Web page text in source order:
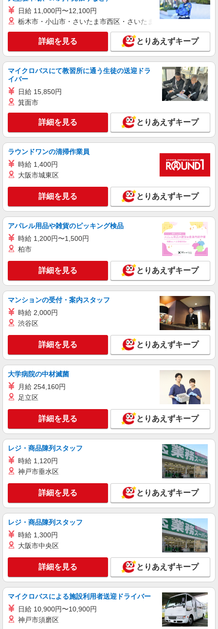
時給1200円 ※22:00以降は時給1500円 ※高校
生時給1150円 ※労働組合費あり（基本時給×月間
時間数×1.8％） ■土日・祝手当 土日・祝は時給＋
50円
静岡県磐田市今之浦4-17-11
キープ 詳細を見る
アルバイト
ジョリーパスタ 磐田店
生時給1150円 ※労働組合費あり（基本時給×月間
時間数×1.8％） ■土日・祝手当 土日・祝は時給＋
50円
静岡県磐田市今之浦4-17-11
キープ 詳細を見る
アルバイト パート
すき家 磐田岩井店
すき家の店舗スタッフ（接客・調理・清掃な
ど）
時給1,160円 ※22:00〜翌5:00：時給1,475円 ※
高校生時給1,100円 ※土日祝手当 時給＋40円 ※
早朝手当（5:00〜9:00）時給＋150円
静岡県磐田市岩井2339
キープ 詳細を見る
アルバイト パート
すき家 磐田岩井店
すき家の店舗スタッフ（接客・調理・清掃な
時給1,475円 ※土日祝手当 時給＋40円
静岡県磐田市岩井2339
キープ 詳細を見る
丸亀製麺磐田店
時給1150円〜 ☆22時以降は時給25％UP（深夜
割増有）
静岡県磐田市上岡田１０４４－１
キープ 詳細を見る
丸亀製麺ららぽーと磐田店
キッチン・ホールスタッフ
時給1200円〜
静岡県磐田市高見丘１２００ららぽーと磐田１
詳細を見る
日給 11,000円〜12,100円
栃木市・小山市・さいたま市西区・さいたま市岩槻区・久喜市・
詳細を見る とりあえずキープ
マイクロバスにて教習所に通う生徒の送迎ドラ
イバー
日給 15,850円
箕面市
詳細を見る とりあえずキープ
ラウンドワンの清掃作業員
時給 1,400円
大阪市城東区
詳細を見る とりあえずキープ
アパレル用品や雑貨のピッキング検品
時給 1,200円〜1,500円
柏市
詳細を見る とりあえずキープ
マンションの受付・案内スタッフ
時給 2,000円
渋谷区
詳細を見る とりあえずキープ
大学病院の中材滅菌
月給 254,160円
足立区
詳細を見る とりあえずキープ
レジ・商品陳列スタッフ
時給 1,120円
神戸市垂水区
詳細を見る とりあえずキープ
レジ・商品陳列スタッフ
時給 1,300円
大阪市中央区
詳細を見る とりあえずキープ
マイクロバスによる施設利用者送迎ドライバー
日給 10,900円〜10,900円
神戸市須磨区